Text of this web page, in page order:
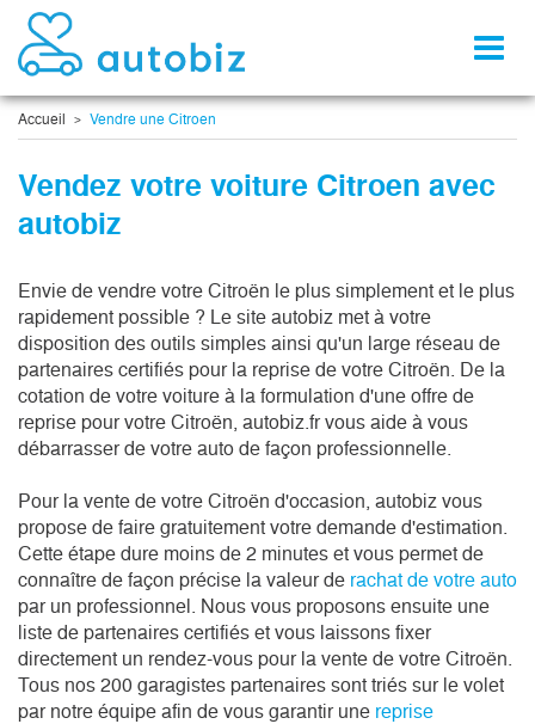
Accueil Vendre une Citroen
Vendez votre voiture Citroen avec
autobiz
Envie de vendre votre Citroën le plus simplement et le plus
rapidement possible ? Le site autobiz met à votre
disposition des outils simples ainsi qu'un large réseau de
partenaires certifiés pour la reprise de votre Citroën. De la
cotation de votre voiture à la formulation d'une offre de
reprise pour votre Citroën, autobiz.fr vous aide à vous
débarrasser de votre auto de façon professionnelle.
Pour la vente de votre Citroën d'occasion, autobiz vous
propose de faire gratuitement votre demande d'estimation.
Cette étape dure moins de 2 minutes et vous permet de
connaître de façon précise la valeur de rachat de votre auto
par un professionnel. Nous vous proposons ensuite une
liste de partenaires certifiés et vous laissons fixer
directement un rendez-vous pour la vente de votre Citroën.
Tous nos 200 garagistes partenaires sont triés sur le volet
par notre équipe afin de vous garantir une reprise